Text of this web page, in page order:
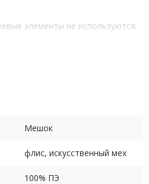
элементы не используются.
Мешок
флис, искусственный мех
100% ПЭ